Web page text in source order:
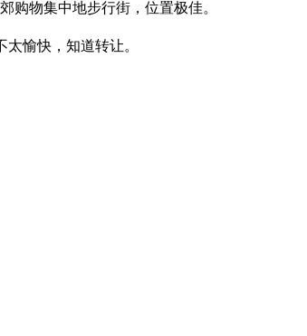
购物集中地步行街，位置极佳。
愉快，知道转让。